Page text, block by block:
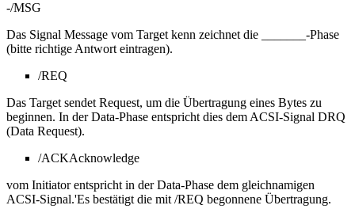
-/MSG
Das Signal Message vom Target kenn zeichnet die _______-Phase
(bitte richtige Antwort eintragen).
/REQ
Das Target sendet Request, um die Übertragung eines Bytes zu
beginnen. In der Data-Phase entspricht dies dem ACSI-Signal DRQ
(Data Request).
/ACKAcknowledge
vom Initiator entspricht in der Data-Phase dem gleichnamigen
ACSI-Signal.'Es bestätigt die mit /REQ begonnene Übertragung.